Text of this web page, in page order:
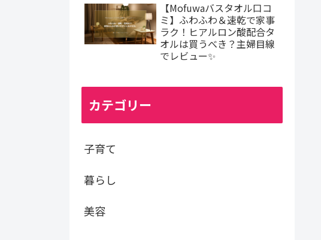
【Mofuwaバスタオル口コ
ミ】ふわふわ＆速乾で家事
ラク！ヒアルロン酸配合タ
オルは買うべき？主婦目線
でレビュー✨
カテゴリー
子育て
暮らし
美容